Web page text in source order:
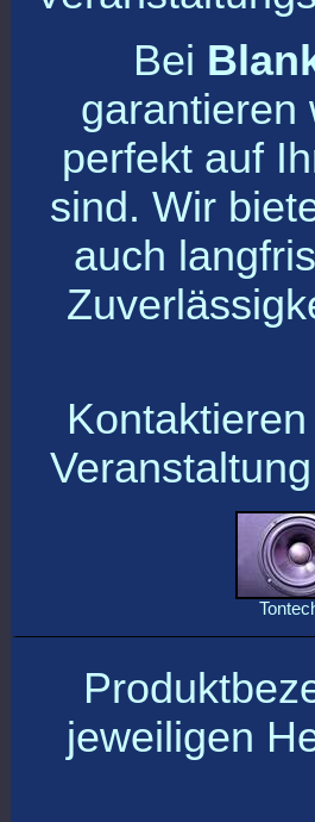
Bei
garantieren
perfekt auf
sind. Wir
auch
jeweiligen